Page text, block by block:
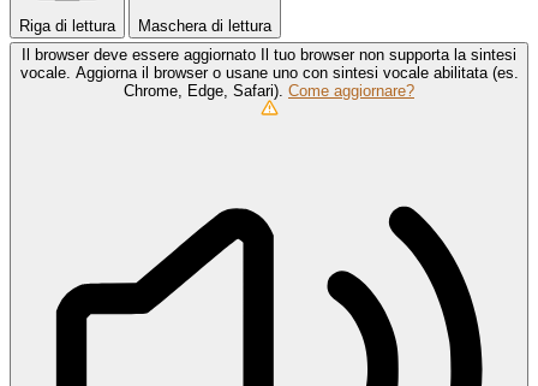
Riga di lettura
Maschera di lettura
Il browser deve essere aggiornato
Il tuo browser non supporta la sintesi
vocale. Aggiorna il browser o usane uno con sintesi vocale abilitata (es.
Chrome, Edge, Safari). Come aggiornare?